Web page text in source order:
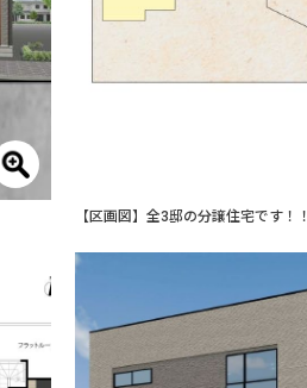
【区画図】全3邸の分譲住宅です！！